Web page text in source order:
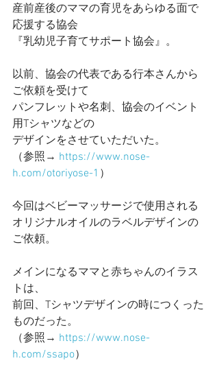
産前産後のママの育児をあらゆる面で
応援する協会
『乳幼児子育てサポート協会』。
以前、協会の代表である行本さんから
ご依頼を受けて
パンフレットや名刺、協会のイベント
用Tシャツなどの
デザインをさせていただいた。
（参照→ https://www.nose-
h.com/otoriyose-1 ）
今回はベビーマッサージで使用される
オリジナルオイルのラベルデザインの
ご依頼。
メインになるママと赤ちゃんのイラス
トは、
前回、Tシャツデザインの時につくった
ものだった。
（参照→ https://www.nose-
h.com/ssapo）